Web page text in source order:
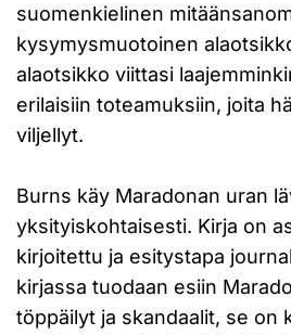
suomenkielinen
kysymysmuotoinen
alaotsikko viittasi
erilaisiin toteamuksiin, joita
viljellyt.
Burns käy Maradonan uran
yksityiskohtaisesti. Kirja on
kirjoitettu ja esitystapa
kirjassa tuodaan esiin
töppäilyt ja skandaalit, se on